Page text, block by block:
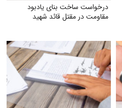
درخواست ساخت بنای یادبود
مقاومت در مقتل قائد شهید